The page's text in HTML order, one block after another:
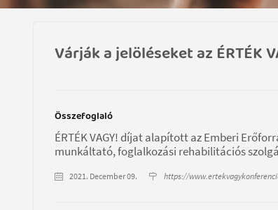
Várják a jelöléseket az ÉRTÉK
Összefoglaló
ÉRTÉK VAGY! díjat alapított az Emberi
munkáltató, foglalkozási rehabilitációs
2021. December 09. https://